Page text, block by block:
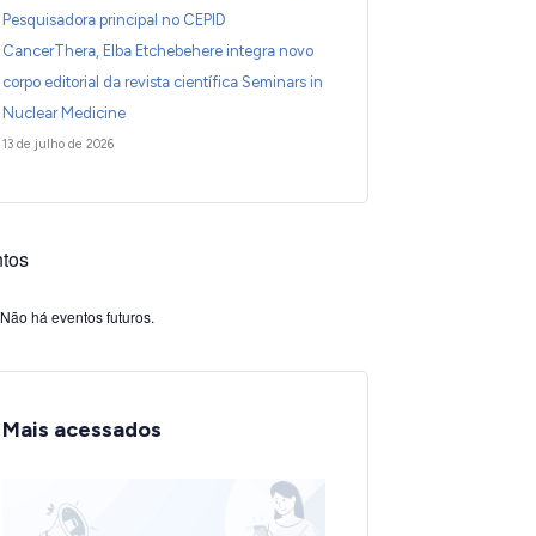
Pesquisadora principal no CEPID
CancerThera, Elba Etchebehere integra novo
corpo editorial da revista científica Seminars in
Nuclear Medicine
13 de julho de 2026
Não há eventos futuros.
Mais acessados